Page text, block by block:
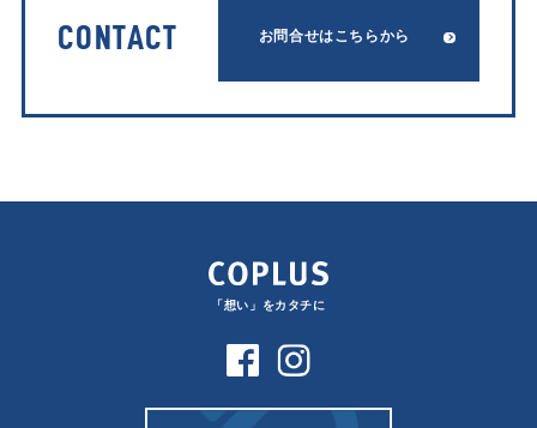
CONTACT お問合せはこちらから
「想い」をカタチに